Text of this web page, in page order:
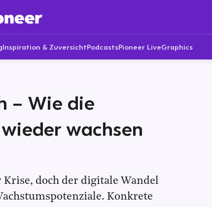
Inspiration & ZuversichtPodcastsPioneer LiveGraphics
– Wie die
wachsen
doch der digitale Wandel
Konkrete